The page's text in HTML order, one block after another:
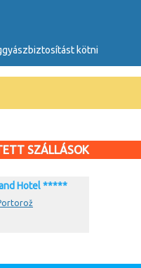
kötni
SZÁLLÁSOK
Hotel *****